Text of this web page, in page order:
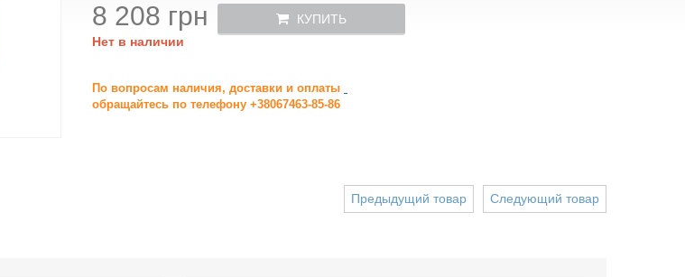
8 208 грн
Нет в наличии
КУПИТЬ
По вопросам наличия, доставки и оплаты
обращайтесь по телефону +38067463-85-86
Следующий товар
Предыдущий товар